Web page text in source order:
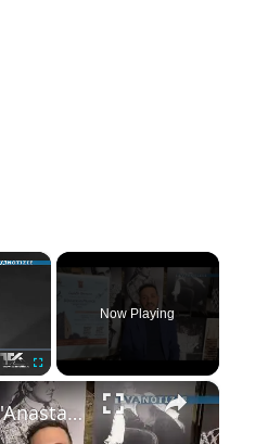
×
Fullscreen
Now Playing
×
Motta Sant'Anastasia. L'omaggio al tenore mottese Giuseppe Di Stefano nel giorno della sua nascita.